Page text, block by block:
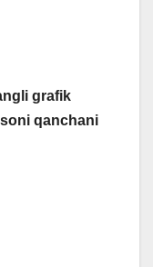
grafik
qanchani